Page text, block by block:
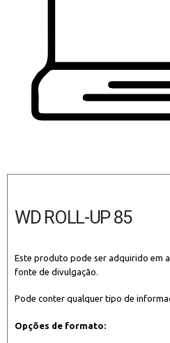
WD ROLL-UP 85
Este produto pode ser adquirido em
fonte de divulgação.
Pode conter qualquer tipo de
Opções de formato: